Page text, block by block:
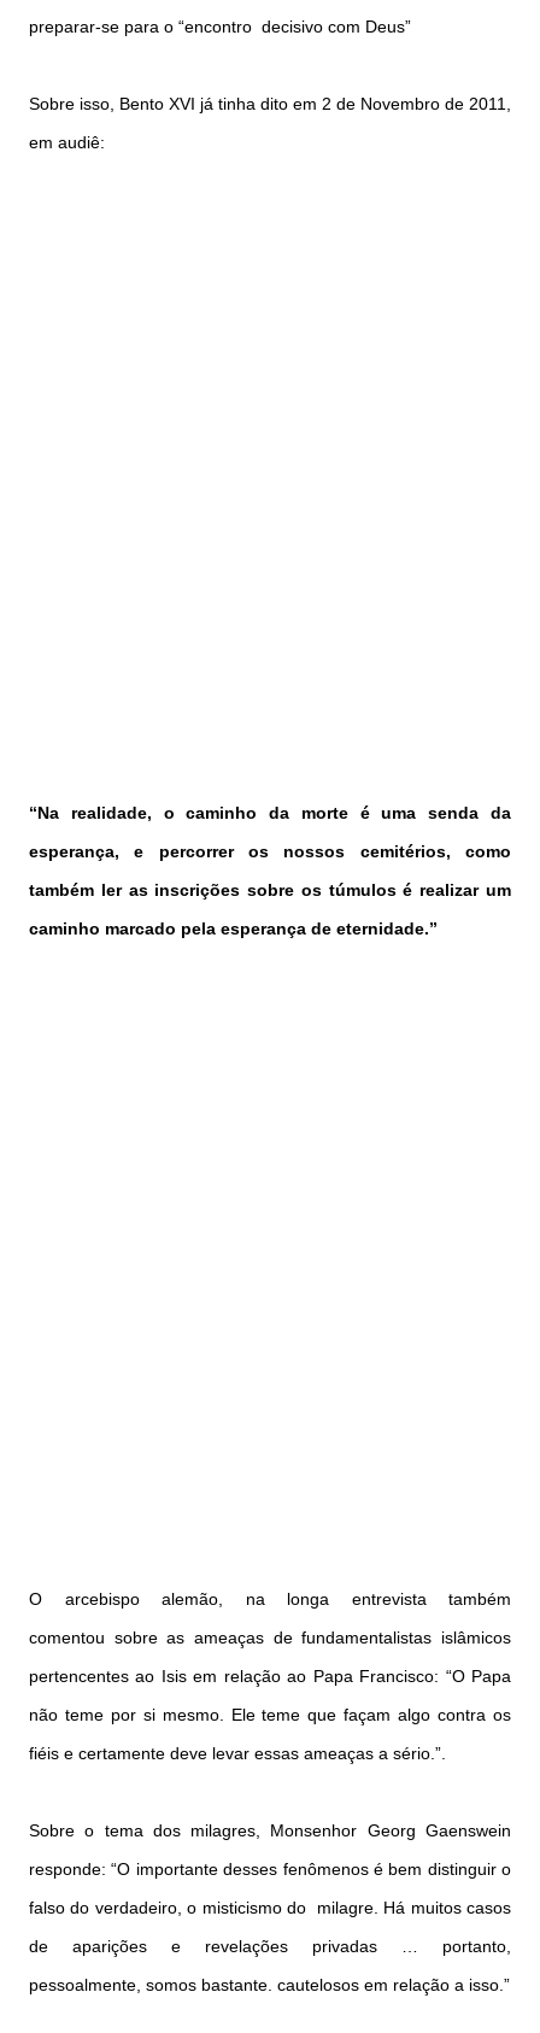
preparar-se para o “encontro decisivo com Deus”
Sobre isso, Bento XVI já tinha dito em 2 de Novembro de 2011,
em audiê:
“Na realidade, o caminho da morte é uma senda da
esperança, e percorrer os nossos cemitérios, como
também ler as inscrições sobre os túmulos é realizar um
caminho marcado pela esperança de eternidade.”
O arcebispo alemão, na longa entrevista também
comentou sobre as ameaças de fundamentalistas islâmicos
pertencentes ao Isis em relação ao Papa Francisco: “O Papa
não teme por si mesmo. Ele teme que façam algo contra os
fiéis e certamente deve levar essas ameaças a sério.”.
Sobre o tema dos milagres, Monsenhor Georg Gaenswein
responde: “O importante desses fenômenos é bem distinguir o
falso do verdadeiro, o misticismo do milagre. Há muitos casos
de aparições e revelações privadas … portanto,
pessoalmente, somos bastante. cautelosos em relação a isso.”